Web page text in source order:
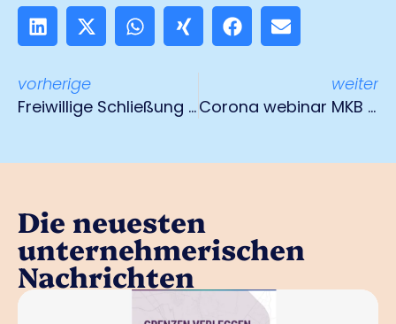
vorherige
Freiwillige Schließung von Einzelhandelsketten
weiter
Corona webinar MKB terug te luisteren
Die neuesten
unternehmerischen
Nachrichten